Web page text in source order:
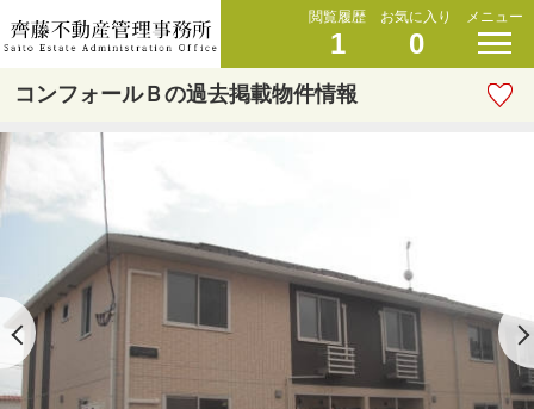
閲覧履歴
1
お気に入り
0
メニュー
コンフォールＢの過去掲載物件情報